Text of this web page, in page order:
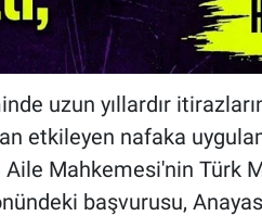
uzun yıllardır
etkileyen nafaka
Mahkemesi'nin Türk
başvurusu,